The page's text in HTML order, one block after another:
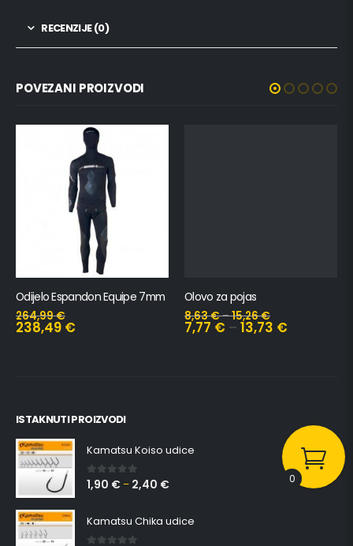
RECENZIJE (0)
POVEZANI PROIZVODI
Odijelo Espandon Equipe 7mm
264,99€
238,49 €
Olovo za pojas
8,63€–15,26€
7,77 € – 13,73 €
ISTAKNUTI PROIZVODI
Kamatsu Koiso udice
0 out of 5
1,90 € – 2,40 €
Kamatsu Chika udice
0